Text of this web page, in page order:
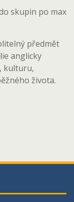
skupin po max
předmět
anglicky
kulturu,
života.